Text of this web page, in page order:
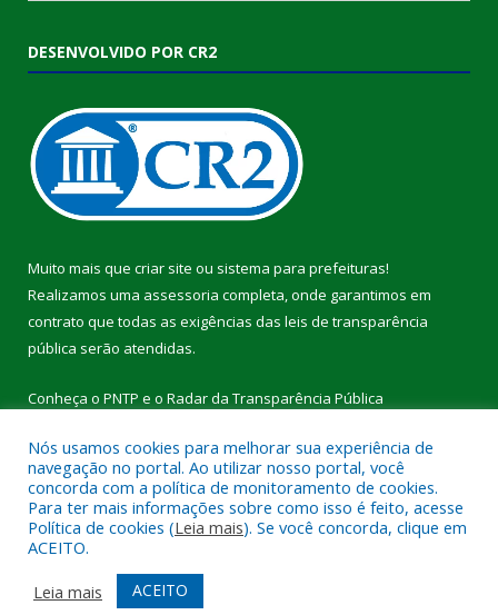
DESENVOLVIDO POR CR2
Muito mais que criar site ou sistema para prefeituras!
Realizamos uma assessoria completa, onde garantimos em
contrato que todas as exigências das leis de transparência
pública serão atendidas.
Conheça o PNTP e o Radar da Transparência Pública
Todos os direitos reservados a Câmara Municipal de Breu
Branco.
Mapa do Site
Acessar Área Administrativa
Acessar Webmail
Nós usamos cookies para melhorar sua experiência de
navegação no portal. Ao utilizar nosso portal, você
concorda com a política de monitoramento de cookies.
Para ter mais informações sobre como isso é feito, acesse
Política de cookies (Leia mais). Se você concorda, clique em
ACEITO.
Leia mais
ACEITO